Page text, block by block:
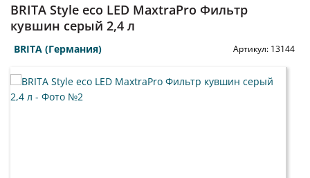
BRITA Style eco LED MaxtraPro Фильтр
кувшин серый 2,4 л
BRITA (Германия) Артикул: 13144